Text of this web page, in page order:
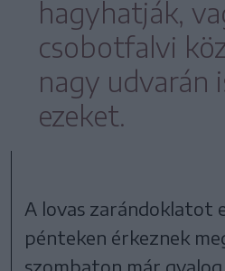
hagyhatják,
csobotfalvi
nagy udvarán
ezeket.
A lovas zarándoklatot
pénteken érkeznek
szombaton már gyalog